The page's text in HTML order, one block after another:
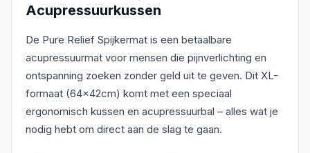
Acupressuurkussen
De Pure Relief Spijkermat is een betaalbare
acupressuurmat voor mensen die pijnverlichting en
ontspanning zoeken zonder geld uit te geven. Dit XL-
formaat (64×42cm) komt met een speciaal
ergonomisch kussen en acupressuurbal – alles wat je
nodig hebt om direct aan de slag te gaan.